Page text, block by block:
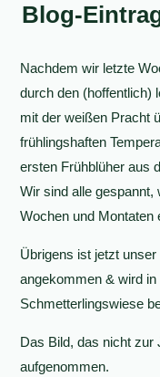
Blog-
Nachdem wir letzte
durch den (hoffentlich)
mit der weißen Pracht
frühlingshaften
ersten Frühblüher aus
Wir sind alle
Wochen und Montaten
Übrigens ist jetzt
angekommen & wird
Schmetterlingswiese
Das Bild, das nicht zur
aufgenommen.